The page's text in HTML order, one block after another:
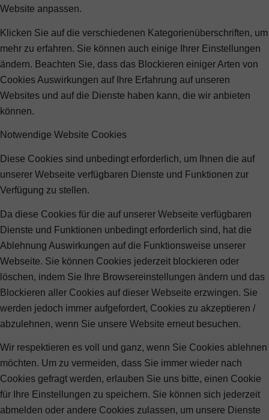
Website anpassen.
Klicken Sie auf die verschiedenen Kategorienüberschriften, um
mehr zu erfahren. Sie können auch einige Ihrer Einstellungen
ändern. Beachten Sie, dass das Blockieren einiger Arten von
Cookies Auswirkungen auf Ihre Erfahrung auf unseren
Websites und auf die Dienste haben kann, die wir anbieten
können.
Notwendige Website Cookies
Diese Cookies sind unbedingt erforderlich, um Ihnen die auf
unserer Webseite verfügbaren Dienste und Funktionen zur
Verfügung zu stellen.
Da diese Cookies für die auf unserer Webseite verfügbaren
Dienste und Funktionen unbedingt erforderlich sind, hat die
Ablehnung Auswirkungen auf die Funktionsweise unserer
Webseite. Sie können Cookies jederzeit blockieren oder
löschen, indem Sie Ihre Browsereinstellungen ändern und das
Blockieren aller Cookies auf dieser Webseite erzwingen. Sie
werden jedoch immer aufgefordert, Cookies zu akzeptieren /
abzulehnen, wenn Sie unsere Website erneut besuchen.
Wir respektieren es voll und ganz, wenn Sie Cookies ablehnen
möchten. Um zu vermeiden, dass Sie immer wieder nach
Cookies gefragt werden, erlauben Sie uns bitte, einen Cookie
für Ihre Einstellungen zu speichern. Sie können sich jederzeit
abmelden oder andere Cookies zulassen, um unsere Dienste